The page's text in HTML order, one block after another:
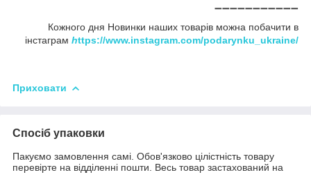
➖➖➖➖➖➖➖➖➖➖➖
Кожного дня Новинки наших товарів можна побачити в
інстаграм https://www.instagram.com/podarynku_ukraine/
Приховати
Спосіб упаковки
Пакуємо замовлення самі. Обов'язково цілістність товару
перевірте на відділенні пошти. Весь товар застахований на